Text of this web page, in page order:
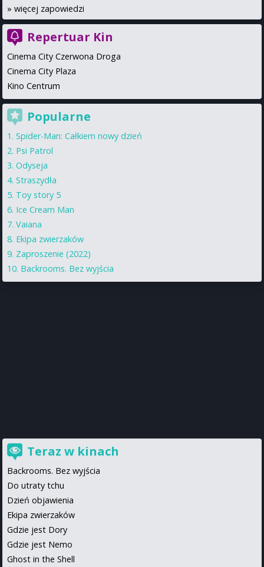
» więcej zapowiedzi
Repertuar Kin
Cinema City Czerwona Droga
Cinema City Plaza
Kino Centrum
Popularne
Spider-Man: Całkiem nowy dzień
Psi Patrol
Odyseja
Straszydła
Toy story 5
Ice Cream Man
Vaiana
Ekipa zwierzaków
Zaproszenie (2022)
Backrooms. Bez wyjścia
Teraz w kinach
Backrooms. Bez wyjścia
Do utraty tchu
Dzień objawienia
Ekipa zwierzaków
Gdzie jest Dory
Gdzie jest Nemo
Ghost in the Shell